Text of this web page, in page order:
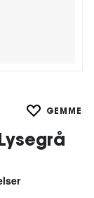
GEMME